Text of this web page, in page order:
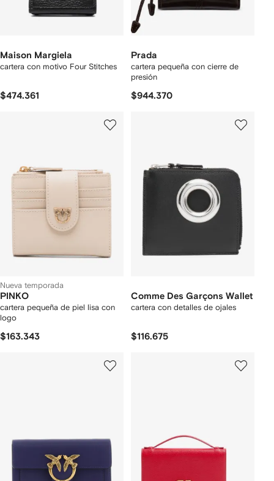
Maison Margiela
cartera con motivo Four Stitches
$474.361
Prada
cartera pequeña con cierre de
presión
$944.370
Nueva temporada
PINKO
cartera pequeña de piel lisa con
logo
$163.343
Comme Des Garçons Wallet
cartera con detalles de ojales
$116.675